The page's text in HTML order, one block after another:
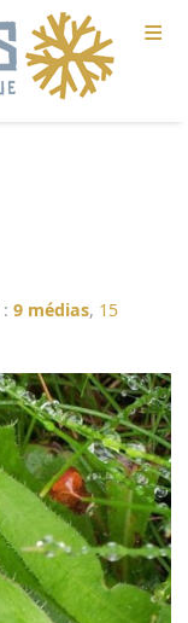
≡
:9 médias, 15